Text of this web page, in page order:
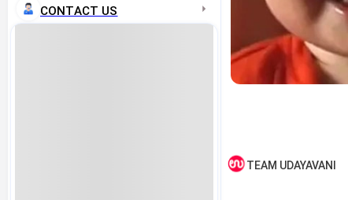
CONTACT US
TEAM UDAYAVANI